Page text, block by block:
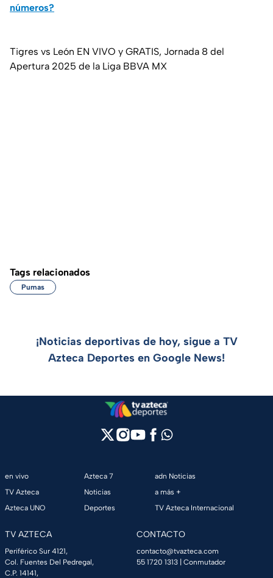
números?
Tigres vs León EN VIVO y GRATIS, Jornada 8 del
Apertura 2025 de la Liga BBVA MX
Tags relacionados
Pumas
¡Noticias deportivas de hoy, sigue a TV
Azteca Deportes en Google News!
en vivo
TV Azteca
Azteca UNO
Azteca 7
Noticias
Deportes
adn Noticias
a más +
TV Azteca Internacional
TV AZTECA
Periférico Sur 4121,
Col. Fuentes Del Pedregal,
C.P. 14141,
CONTACTO
contacto@tvazteca.com
55 1720 1313 | Conmutador